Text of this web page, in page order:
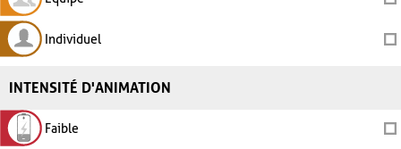
Individuel
INTENSITÉ D'ANIMATION
Faible